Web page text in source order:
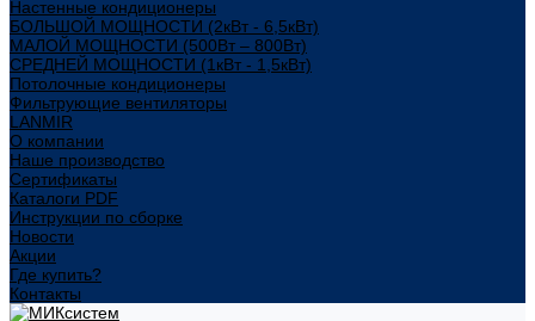
Настенные кондиционеры
БОЛЬШОЙ МОЩНОСТИ (2кВт - 6,5кВт)
МАЛОЙ МОЩНОСТИ (500Вт – 800Вт)
СРЕДНЕЙ МОЩНОСТИ (1кВт - 1,5кВт)
Потолочные кондиционеры
Фильтрующие вентиляторы
LANMIR
О компании
Наше производство
Сертификаты
Каталоги PDF
Инструкции по сборке
Новости
Акции
Где купить?
Контакты